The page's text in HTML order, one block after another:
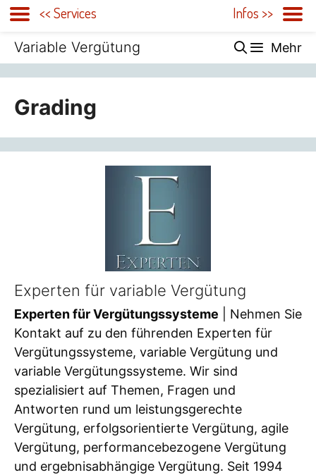
Zum
springen
Variable Vergütung Mehr
Grading
Experten für variable Vergütung
Experten für Vergütungssysteme | Nehmen Sie
Kontakt auf zu den führenden Experten für
Vergütungssysteme, variable Vergütung und
variable Vergütungssysteme. Wir sind
spezialisiert auf Themen, Fragen und
Antworten rund um leistungsgerechte
Vergütung, erfolgsorientierte Vergütung, agile
Vergütung, performancebezogene Vergütung
und ergebnisabhängige Vergütung. Seit 1994
<< Services Infos >>